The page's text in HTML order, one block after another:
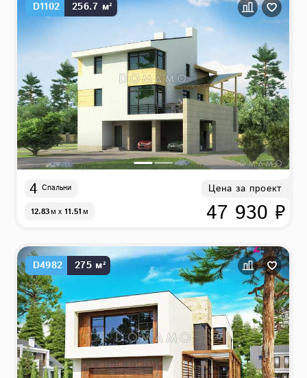
D1102 256.7 м²
4 Спальни
12.83м x 11.51м
Цена за проект
47 930 ₽
D4982 275 м²